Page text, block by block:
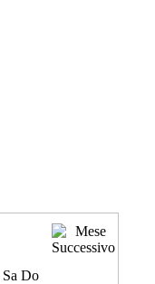
Sa Do